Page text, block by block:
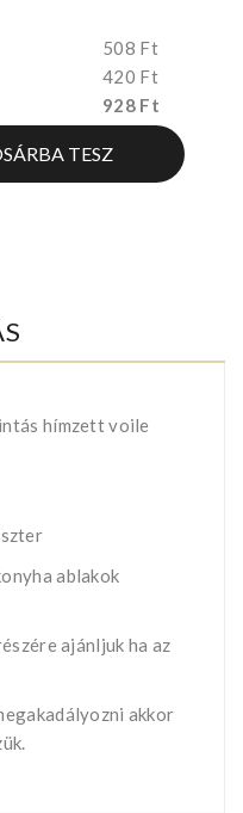
508 Ft
420 Ft
928 Ft
TESZ
hímzett voile
ablakok
ajánljuk ha az
akkor